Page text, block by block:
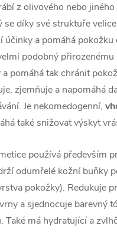
z olivového nebo jiného
díky své struktuře
účinky a pomáhá pokožku
podobný
pomáhá tak chránit
zjemňuje a napomáhá
Je nekomedogenní,
také snižovat výskyt
používá především
odumřelé kožní buňky
pokožky). Redukuje
a sjednocuje barevný
Také má hydratující a